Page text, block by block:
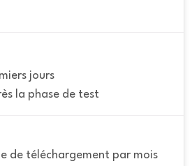
jours
la phase de test
de téléchargement par mois